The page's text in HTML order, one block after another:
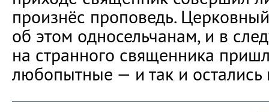
произнёс проповедь.
об этом односельчанам, и в
на странного священника
любопытные — и так и остались